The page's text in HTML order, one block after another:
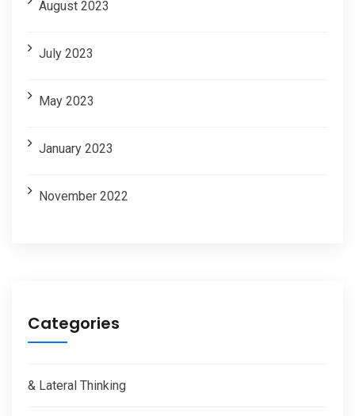
August 2023
July 2023
May 2023
January 2023
November 2022
Categories
& Lateral Thinking